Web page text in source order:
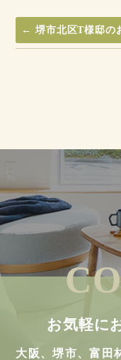
← 堺市北区T様邸の
お気軽に
大阪、堺市、富田